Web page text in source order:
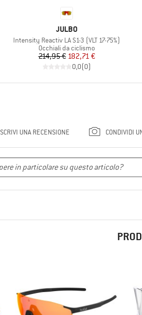
MARCHIO
JULBO
Articolo
Intensity Reactiv LA S1-3 (VLT 17-75%)
Gruppo di prodotti
Occhiali da ciclismo
Prezzo
214,95 €Prezzo ridotto
182,71 €
0,0(0)
SCRIVI UNA RECENSIONE CONDIVIDI